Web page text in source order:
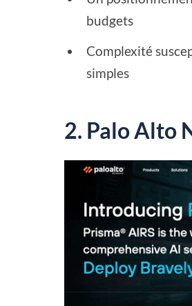
budgets
Complexité
simples
2. Palo Alto